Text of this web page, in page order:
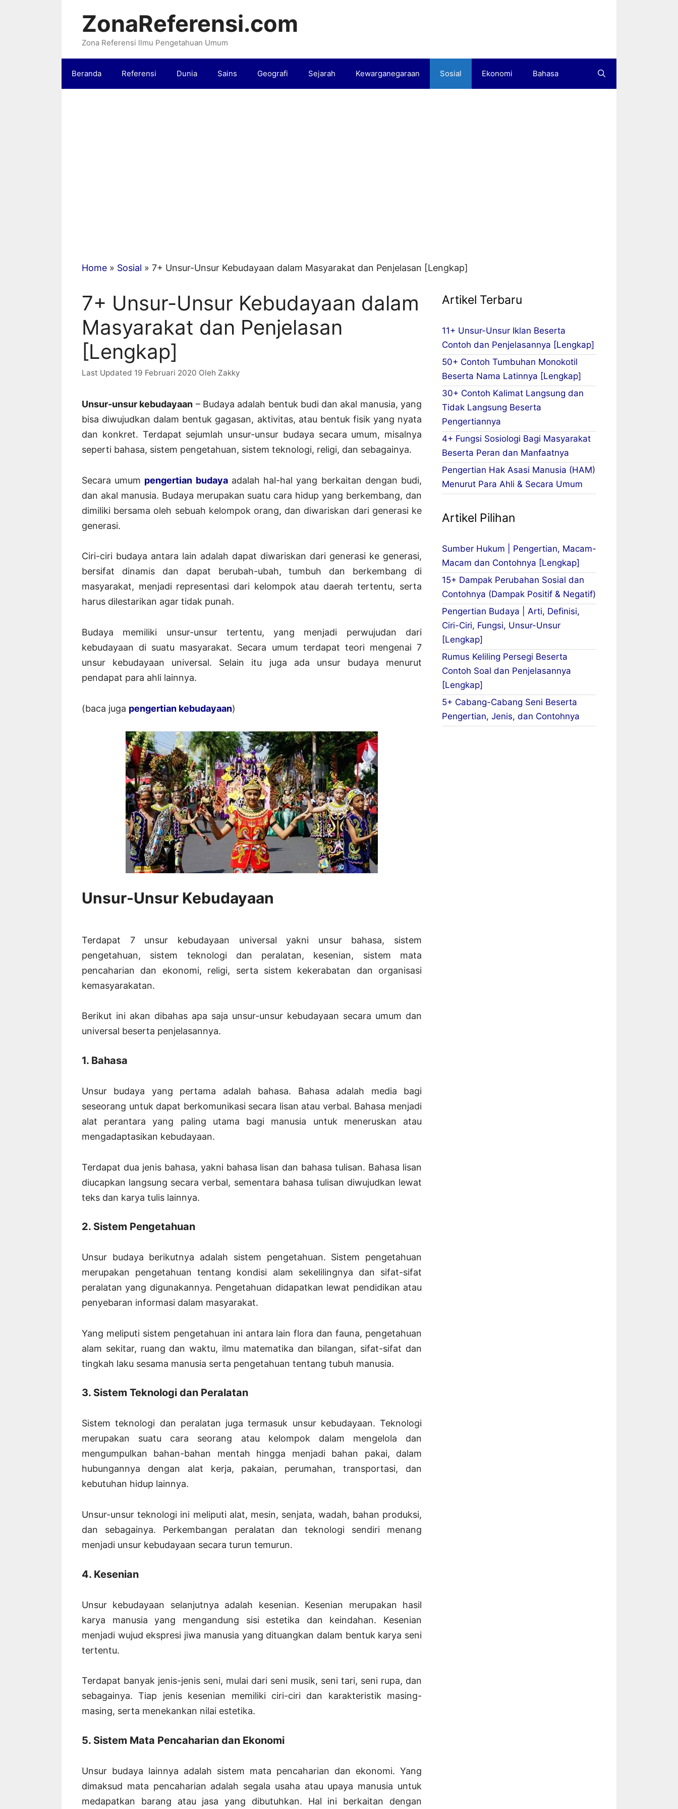
ZonaReferensi.com
Zona Referensi llmu Pengetahuan Umum
Beranda Referensi Dunia Sains Geografi Sejarah Kewarganegaraan Sosial Ekonomi Bahasa
Home » Sosial » 7+ Unsur-Unsur Kebudayaan dalam Masyarakat dan Penjelasan [Lengkap]
7+ Unsur-Unsur Kebudayaan dalam
Masyarakat dan Penjelasan
[Lengkap]
19 Februari 2020 Oleh Zakky
Unsur-unsur kebudayaan – Budaya adalah bentuk budi dan akal manusia, yang
bisa diwujudkan dalam bentuk gagasan, aktivitas, atau bentuk fisik yang nyata
dan konkret. Terdapat sejumlah unsur-unsur budaya secara umum, misalnya
seperti bahasa, sistem pengetahuan, sistem teknologi, religi, dan sebagainya.
Secara umum pengertian budayaadalah hal-hal yang berkaitan dengan budi,
dan akal manusia. Budaya merupakan suatu cara hidup yang berkembang, dan
dimiliki bersama oleh sebuah kelompok orang, dan diwariskan dari generasi ke
generasi.
Ciri-ciri budaya antara lain adalah dapat diwariskan dari generasi ke generasi,
bersifat dinamis dan dapat berubah-ubah, tumbuh dan berkembang di
masyarakat, menjadi representasi dari kelompok atau daerah tertentu, serta
harus dilestarikan agar tidak punah.
Budaya memiliki unsur-unsur tertentu, yang menjadi perwujudan dari
kebudayaan di suatu masyarakat. Secara umum terdapat teori mengenai 7
unsur kebudayaan universal. Selain itu juga ada unsur budaya menurut
pendapat para ahli lainnya.
(baca juga pengertian kebudayaan)
Unsur-Unsur Kebudayaan
Terdapat 7 unsur kebudayaan universal yakni unsur bahasa, sistem
pengetahuan, sistem teknologi dan peralatan, kesenian, sistem mata
pencaharian dan ekonomi, religi, serta sistem kekerabatan dan organisasi
kemasyarakatan.
Berikut ini akan dibahas apa saja unsur-unsur kebudayaan secara umum dan
universal beserta penjelasannya.
1. Bahasa
Unsur budaya yang pertama adalah bahasa. Bahasa adalah media bagi
seseorang untuk dapat berkomunikasi secara lisan atau verbal. Bahasa menjadi
alat perantara yang paling utama bagi manusia untuk meneruskan atau
mengadaptasikan kebudayaan.
Terdapat dua jenis bahasa, yakni bahasa lisan dan bahasa tulisan. Bahasa lisan
diucapkan langsung secara verbal, sementara bahasa tulisan diwujudkan lewat
teks dan karya tulis lainnya.
2. Sistem Pengetahuan
Unsur budaya berikutnya adalah sistem pengetahuan. Sistem pengetahuan
merupakan pengetahuan tentang kondisi alam sekelilingnya dan sifat-sifat
peralatan yang digunakannya. Pengetahuan didapatkan lewat pendidikan atau
penyebaran informasi dalam masyarakat.
Yang meliputi sistem pengetahuan ini antara lain flora dan fauna, pengetahuan
alam sekitar, ruang dan waktu, ilmu matematika dan bilangan, sifat-sifat dan
tingkah laku sesama manusia serta pengetahuan tentang tubuh manusia.
3. Sistem Teknologi dan Peralatan
Sistem teknologi dan peralatan juga termasuk unsur kebudayaan. Teknologi
merupakan suatu cara seorang atau kelompok dalam mengelola dan
mengumpulkan bahan-bahan mentah hingga menjadi bahan pakai, dalam
hubungannya dengan alat kerja, pakaian, perumahan, transportasi, dan
kebutuhan hidup lainnya.
Unsur-unsur teknologi ini meliputi alat, mesin, senjata, wadah, bahan produksi,
dan sebagainya. Perkembangan peralatan dan teknologi sendiri menang
menjadi unsur kebudayaan secara turun temurun.
4. Kesenian
Unsur kebudayaan selanjutnya adalah kesenian. Kesenian merupakan hasil
karya manusia yang mengandung sisi estetika dan keindahan. Kesenian
menjadi wujud ekspresi jiwa manusia yang dituangkan dalam bentuk karya seni
tertentu.
Terdapat banyak jenis-jenis seni, mulai dari seni musik, seni tari, seni rupa, dan
sebagainya. Tiap jenis kesenian memiliki ciri-ciri dan karakteristik masing-
masing, serta menekankan nilai estetika.
5. Sistem Mata Pencaharian dan Ekonomi
Unsur budaya lainnya adalah sistem mata pencaharian dan ekonomi. Yang
dimaksud mata pencaharian adalah segala usaha atau upaya manusia untuk
medapatkan barang atau jasa yang dibutuhkan. Hal ini berkaitan dengan
Artikel Terbaru
11+ Unsur-Unsur Iklan Beserta
Contoh dan Penjelasannya [Lengkap]
50+ Contoh Tumbuhan Monokotil
Beserta Nama Latinnya [Lengkap]
30+ Contoh Kalimat Langsung dan
Tidak Langsung Beserta
Pengertiannya
4+ Fungsi Sosiologi Bagi Masyarakat
Beserta Peran dan Manfaatnya
Pengertian Hak Asasi Manusia (HAM)
Menurut Para Ahli & Secara Umum
Artikel Pilihan
Sumber Hukum | Pengertian, Macam-
Macam dan Contohnya [Lengkap]
15+ Dampak Perubahan Sosial dan
Contohnya (Dampak Positif & Negatif)
Pengertian Budaya | Arti, Definisi,
Ciri-Ciri, Fungsi, Unsur-Unsur
[Lengkap]
Rumus Keliling Persegi Beserta
Contoh Soal dan Penjelasannya
[Lengkap]
5+ Cabang-Cabang Seni Beserta
Pengertian, Jenis, dan Contohnya